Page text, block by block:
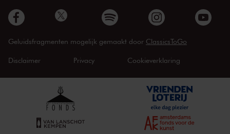
Geluidsfragmenten mogelijk gemaakt door ClassicsToGo
Disclaimer Privacy Cookieverklaring